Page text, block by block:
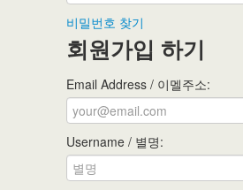
비밀번호 찾기
회원가입 하기
Email Address / 이멜주소:
Username / 별명: